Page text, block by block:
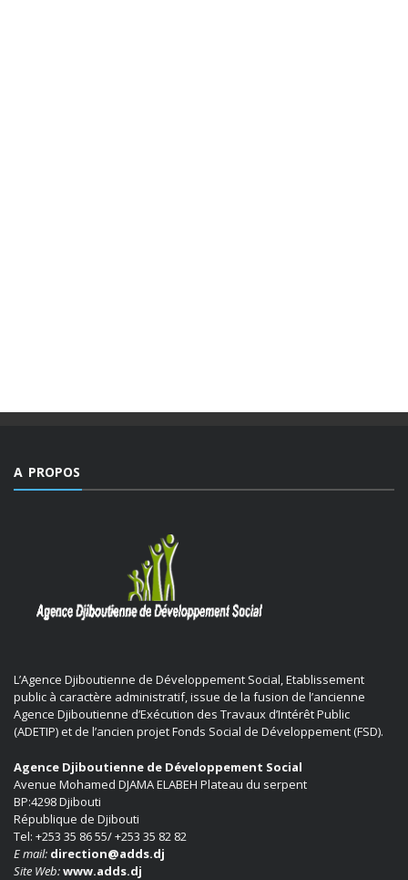
A PROPOS
L’Agence Djiboutienne de Développement Social, Etablissement
public à caractère administratif, issue de la fusion de l’ancienne
Agence Djiboutienne d’Exécution des Travaux d’Intérêt Public
(ADETIP) et de l’ancien projet Fonds Social de Développement (FSD).
Agence Djiboutienne de Développement Social
Avenue Mohamed DJAMA ELABEH Plateau du serpent
BP:4298 Djibouti
République de Djibouti
Tel: +253 35 86 55/ +253 35 82 82
E mail: direction@adds.dj
Site Web:www.adds.dj